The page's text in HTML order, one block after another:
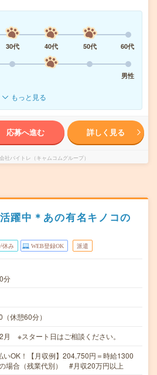
30代 40代 50代
60代
男性
もっと見る
応募へ進む 詳しく見る
社バイトレ（キャムコムグループ）
躍中＊あの有名キノコの
休み WEB登録OK 派遣
分
休憩60分）
月 ※スタート日はご相談ください。
OK！【月収例】204,750円＝時給1300
場合（残業代別） #月収20万円以上